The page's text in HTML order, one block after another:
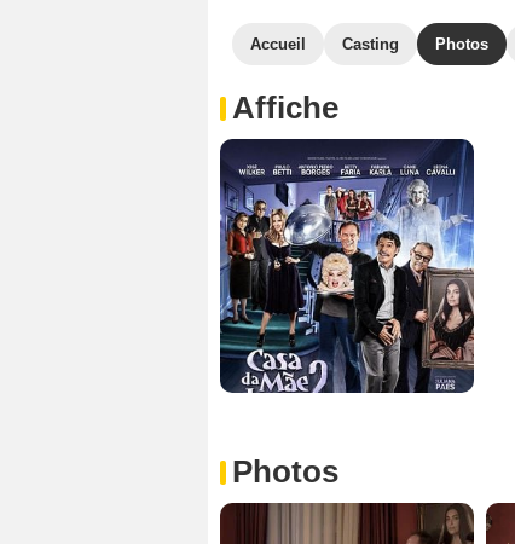
Accueil Casting Photos
Affiche
Photos